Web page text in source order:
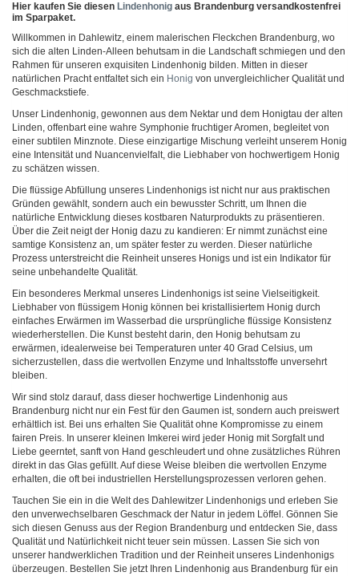
Hier kaufen Sie diesen Lindenhonig aus Brandenburg versandkostenfrei
im Sparpaket.
Willkommen in Dahlewitz, einem malerischen Fleckchen Brandenburg, wo
sich die alten Linden-Alleen behutsam in die Landschaft schmiegen und den
Rahmen für unseren exquisiten Lindenhonig bilden. Mitten in dieser
natürlichen Pracht entfaltet sich ein Honig von unvergleichlicher Qualität und
Geschmackstiefe.
Unser Lindenhonig, gewonnen aus dem Nektar und dem Honigtau der alten
Linden, offenbart eine wahre Symphonie fruchtiger Aromen, begleitet von
einer subtilen Minznote. Diese einzigartige Mischung verleiht unserem Honig
eine Intensität und Nuancenvielfalt, die Liebhaber von hochwertigem Honig
zu schätzen wissen.
Die flüssige Abfüllung unseres Lindenhonigs ist nicht nur aus praktischen
Gründen gewählt, sondern auch ein bewusster Schritt, um Ihnen die
natürliche Entwicklung dieses kostbaren Naturprodukts zu präsentieren.
Über die Zeit neigt der Honig dazu zu kandieren: Er nimmt zunächst eine
samtige Konsistenz an, um später fester zu werden. Dieser natürliche
Prozess unterstreicht die Reinheit unseres Honigs und ist ein Indikator für
seine unbehandelte Qualität.
Ein besonderes Merkmal unseres Lindenhonigs ist seine Vielseitigkeit.
Liebhaber von flüssigem Honig können bei kristallisiertem Honig durch
einfaches Erwärmen im Wasserbad die ursprüngliche flüssige Konsistenz
wiederherstellen. Die Kunst besteht darin, den Honig behutsam zu
erwärmen, idealerweise bei Temperaturen unter 40 Grad Celsius, um
sicherzustellen, dass die wertvollen Enzyme und Inhaltsstoffe unversehrt
bleiben.
Wir sind stolz darauf, dass dieser hochwertige Lindenhonig aus
Brandenburg nicht nur ein Fest für den Gaumen ist, sondern auch preiswert
erhältlich ist. Bei uns erhalten Sie Qualität ohne Kompromisse zu einem
fairen Preis. In unserer kleinen Imkerei wird jeder Honig mit Sorgfalt und
Liebe geerntet, sanft von Hand geschleudert und ohne zusätzliches Rühren
direkt in das Glas gefüllt. Auf diese Weise bleiben die wertvollen Enzyme
erhalten, die oft bei industriellen Herstellungsprozessen verloren gehen.
Tauchen Sie ein in die Welt des Dahlewitzer Lindenhonigs und erleben Sie
den unverwechselbaren Geschmack der Natur in jedem Löffel. Gönnen Sie
sich diesen Genuss aus der Region Brandenburg und entdecken Sie, dass
Qualität und Natürlichkeit nicht teuer sein müssen. Lassen Sie sich von
unserer handwerklichen Tradition und der Reinheit unseres Lindenhonigs
überzeugen. Bestellen Sie jetzt Ihren Lindenhonig aus Brandenburg für ein